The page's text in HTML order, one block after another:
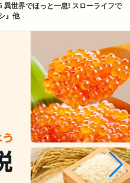
異世界でほっと一息! スローライフで
』他